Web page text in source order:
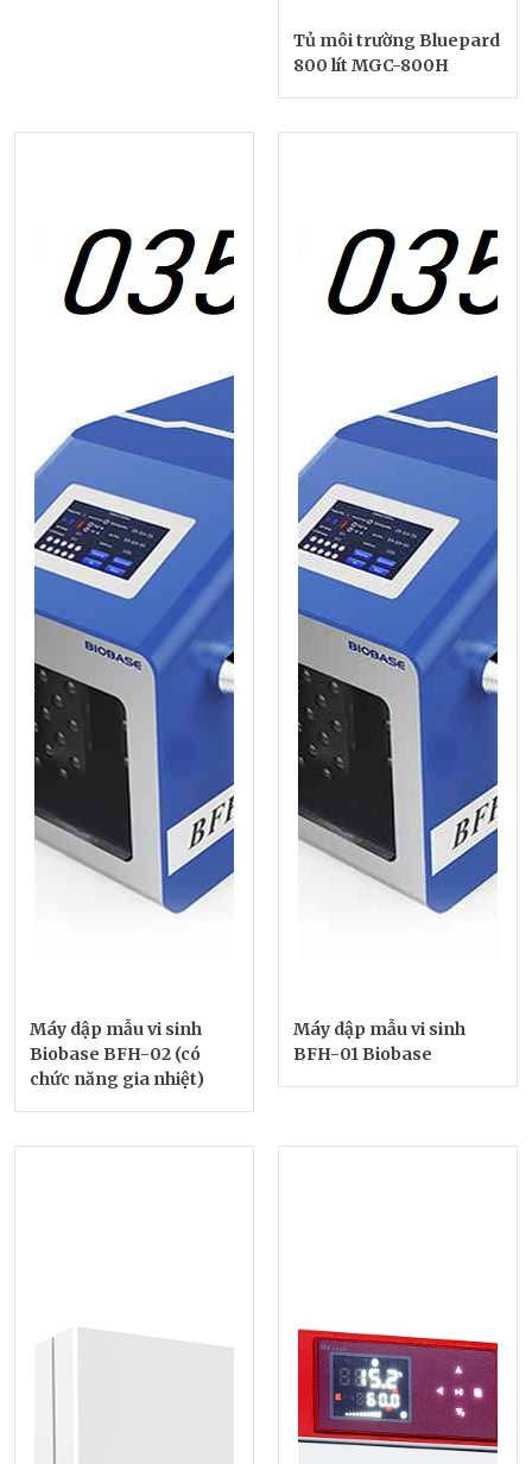
Tủ môi trường Bluepard
800 lít MGC-800H
Máy dập mẫu vi sinh
Biobase BFH-02 (có
chức năng gia nhiệt)
Máy dập mẫu vi sinh
BFH-01 Biobase